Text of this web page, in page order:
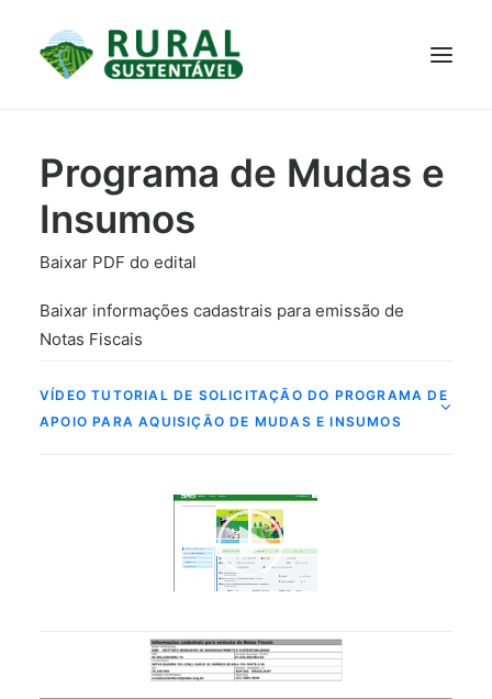
TECNOLOGIAS
PARTICIPE
JANELA DO CONHECIMENTO
Programa de Mudas e
Insumos
Baixar PDF do edital
Baixar informações cadastrais para emissão de
Notas Fiscais
VÍDEO TUTORIAL DE SOLICITAÇÃO DO PROGRAMA DE
APOIO PARA AQUISIÇÃO DE MUDAS E INSUMOS